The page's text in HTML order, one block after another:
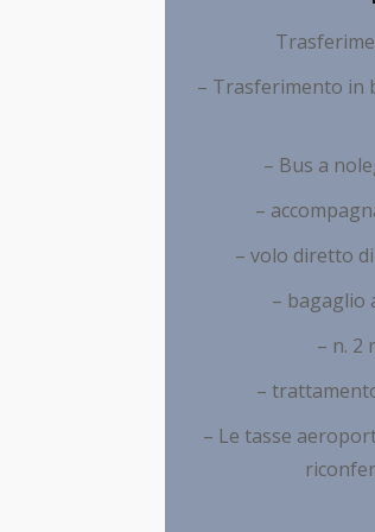
– Trasferimento in
– Bus a